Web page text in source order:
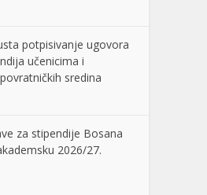
potpisivanje ugovora
učenicima i
sredina
za stipendije Bosana
2026/27.